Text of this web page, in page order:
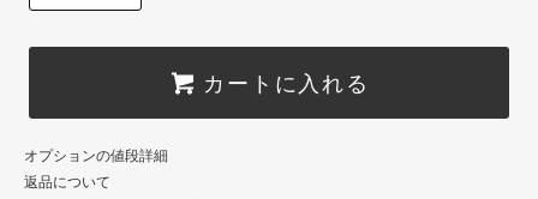
カートに入れる
オプションの値段詳細
返品について